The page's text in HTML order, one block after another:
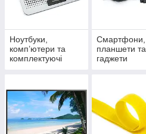
Ноутбуки,
комп’ютери та
комплектуючі
Смартфони,
планшети та
гаджети